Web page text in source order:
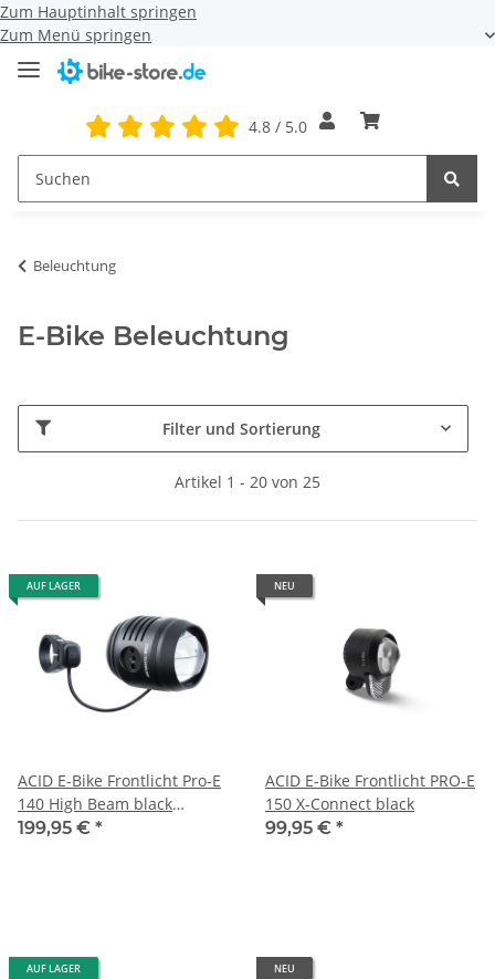
Zum Hauptinhalt springen
Zum Menü springen
4.8 / 5.0
Beleuchtung
E-Bike Beleuchtung
Filter und Sortierung
Artikel 1 - 20 von 25
AUF LAGER
ACID E-Bike Frontlicht Pro-E
140 High Beam black
Fernlicht mit bis zu 1100
199,95 € *
NEU
ACID E-Bike Frontlicht PRO-E
150 X-Connect black
99,95 € *
AUF LAGER NEU